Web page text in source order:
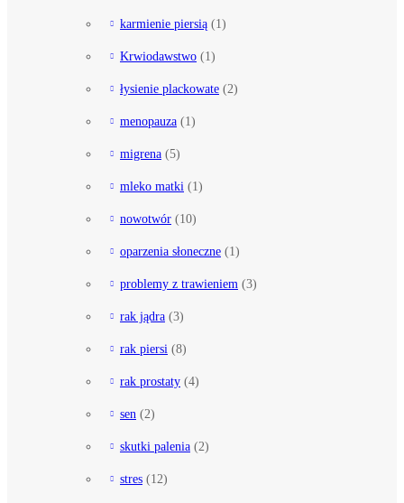
karmienie piersią (1)
Krwiodawstwo (1)
łysienie plackowate (2)
menopauza (1)
migrena (5)
mleko matki (1)
nowotwór (10)
oparzenia słoneczne (1)
problemy z trawieniem (3)
rak jądra (3)
rak piersi (8)
rak prostaty (4)
sen (2)
skutki palenia (2)
stres (12)